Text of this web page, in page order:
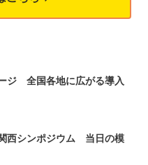
ジ 全国各地に広がる導入
西シンポジウム 当日の模